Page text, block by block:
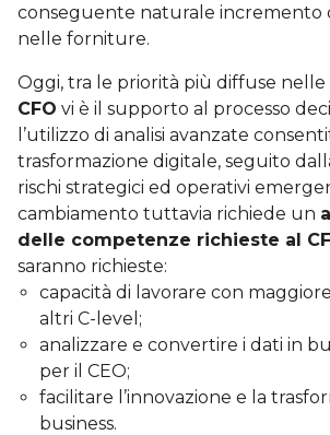
conseguente naturale incremento
nelle forniture.
Oggi, tra le priorità più diffuse nelle
CFO vi è il supporto al processo
l’utilizzo di analisi avanzate
trasformazione digitale, seguito
rischi strategici ed operativi
cambiamento tuttavia richiede un
delle competenze richieste al
saranno richieste:
capacità di lavorare con
altri C-level;
analizzare e convertire i dati in
per il CEO;
facilitare l’innovazione e la
business.